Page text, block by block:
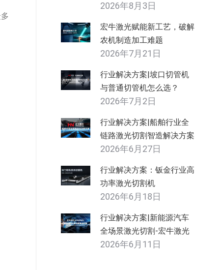
2026年8月3日
宏牛激光赋能新工艺，破解
农机制造加工难题
2026年7月21日
行业解决方案|坡口切管机
与普通切管机怎么选？
2026年7月2日
行业解决方案|船舶行业全
链路激光切割智造解决方案
2026年6月27日
行业解决方案：钣金行业高
功率激光切割机
2026年6月18日
行业解决方案|新能源汽车
全场景激光切割-宏牛激光
2026年6月11日